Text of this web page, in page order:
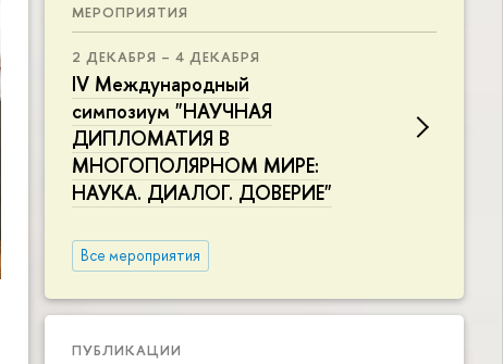
МЕРОПРИЯТИЯ
2 ДЕКАБРЯ – 4 ДЕКАБРЯ
IV Международный
симпозиум "НАУЧНАЯ
ДИПЛОМАТИЯ В
МНОГОПОЛЯРНОМ МИРЕ:
НАУКА. ДИАЛОГ. ДОВЕРИЕ"
Все мероприятия
ПУБЛИКАЦИИ